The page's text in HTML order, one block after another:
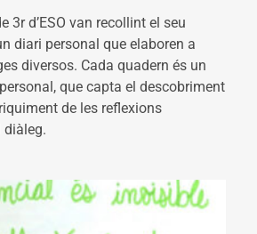
3r d’ESO van recollint el seu
diari personal que elaboren a
diversos. Cada quadern és un
que capta el descobriment
de les reflexions
diàleg.